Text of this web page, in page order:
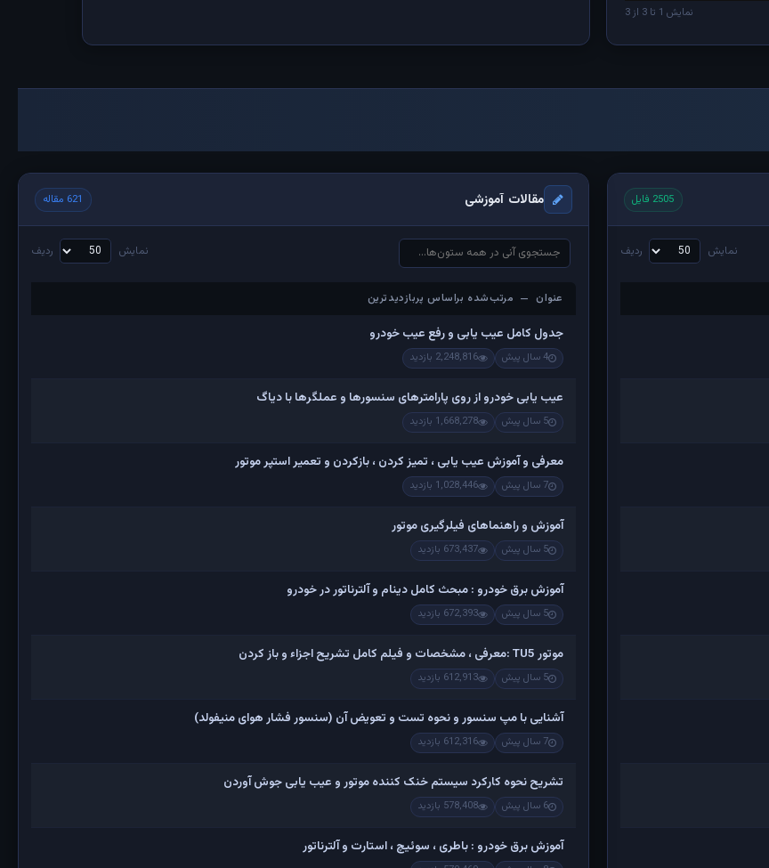
نمایش 1 تا 3 از 3
2505 فایل
نمایش ردیف
مقالات آموزشی 621 مقاله
نمایش ردیف
عنوان — مرتب‌شده براساس پربازدیدترین
عنوان — مرتب‌شده براساس پربازدیدترین
جدول کامل عیب یابی و رفع عیب خودرو
4 سال پیش 2,248,816 بازدید
عیب یابی خودرو از روی پارامترهای سنسورها و عملگرها با دیاگ
5 سال پیش 1,668,278 بازدید
معرفی و آموزش عیب یابی ، تمیز کردن ، بازکردن و تعمیر استپر موتور
7 سال پیش 1,028,446 بازدید
آموزش و راهنماهای فیلرگیری موتور
5 سال پیش 673,437 بازدید
آموزش برق خودرو : مبحث کامل دینام و آلترناتور در خودرو
5 سال پیش 672,393 بازدید
موتور TU5 :معرفی ، مشخصات و فیلم کامل تشریح اجزاء و باز کردن
5 سال پیش 612,913 بازدید
آشنایی با مپ سنسور و نحوه تست و تعویض آن (سنسور فشار هوای منیفولد)
7 سال پیش 612,316 بازدید
تشریح نحوه کارکرد سیستم خنک کننده موتور و عیب یابی جوش آوردن
6 سال پیش 578,408 بازدید
آموزش برق خودرو : باطری ، سوئیچ ، استارت و آلترناتور